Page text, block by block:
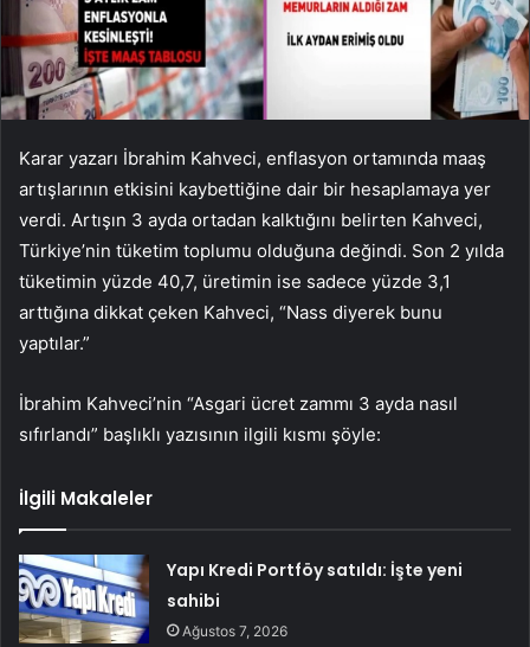
Karar yazarı İbrahim Kahveci, enflasyon ortamında maaş
artışlarının etkisini kaybettiğine dair bir hesaplamaya yer
verdi. Artışın 3 ayda ortadan kalktığını belirten Kahveci,
Türkiye’nin tüketim toplumu olduğuna değindi. Son 2 yılda
tüketimin yüzde 40,7, üretimin ise sadece yüzde 3,1
arttığına dikkat çeken Kahveci, “Nass diyerek bunu
yaptılar.”
İbrahim Kahveci’nin “Asgari ücret zammı 3 ayda nasıl
sıfırlandı” başlıklı yazısının ilgili kısmı şöyle:
İlgili Makaleler
Yapı Kredi Portföy satıldı: İşte yeni
sahibi
Ağustos 7, 2026